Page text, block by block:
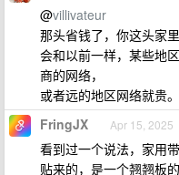
@villivateur
那头省钱了，你这头家
会和以前一样，某些地
商的网络，
或者远的地区网络就贵。
FringJX Apr 15, 2025
看到过一个说法，家用
贴来的，是一个翘翘板的